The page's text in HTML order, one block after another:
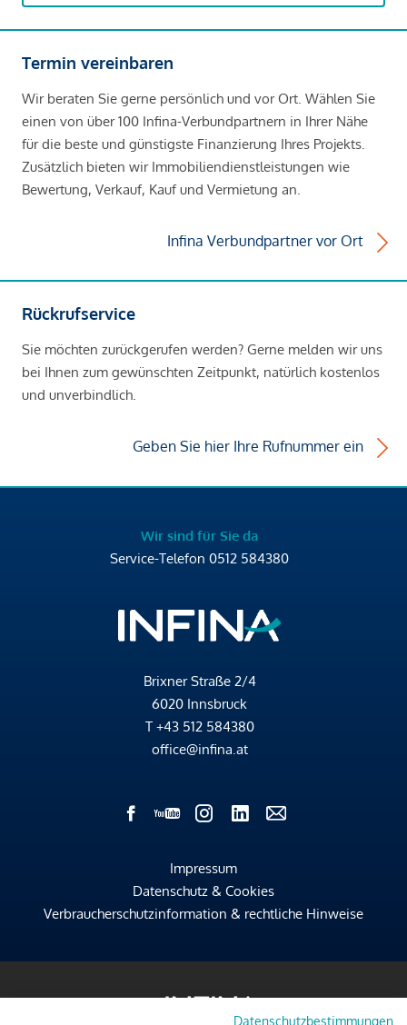
Termin vereinbaren
Wir beraten Sie gerne persönlich und vor Ort. Wählen Sie
einen von über 100 Infina-Verbundpartnern in Ihrer Nähe
für die beste und günstigste Finanzierung Ihres Projekts.
Zusätzlich bieten wir Immobiliendienstleistungen wie
Bewertung, Verkauf, Kauf und Vermietung an.
Infina Verbundpartner vor Ort
Rückrufservice
Sie möchten zurückgerufen werden? Gerne melden wir uns
bei Ihnen zum gewünschten Zeitpunkt, natürlich kostenlos
und unverbindlich.
Geben Sie hier Ihre Rufnummer ein
Wir sind für Sie da
Service-Telefon 0512 584380
Brixner Straße 2/4
6020 Innsbruck
T +43 512 584380
office@infina.at
Impressum
Datenschutz & Cookies
Verbraucherschutzinformation & rechtliche Hinweise
Datenschutzbestimmungen